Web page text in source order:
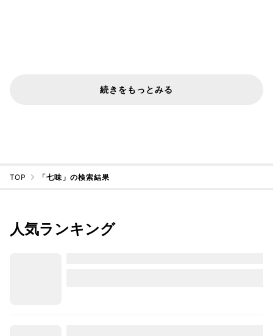
続きをもっとみる
TOP 「七味」の検索結果
人気ランキング